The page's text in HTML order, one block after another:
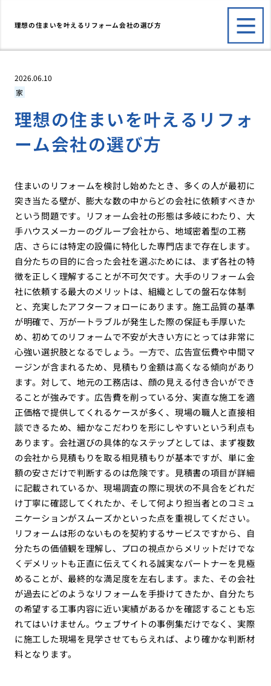
理想の住まいを叶えるリフォーム会社の選び方
2026.06.10
家
理想の住まいを叶えるリフォ
ーム会社の選び方
住まいのリフォームを検討し始めたとき、多くの人が最初に
突き当たる壁が、膨大な数の中からどの会社に依頼すべきか
という問題です。リフォーム会社の形態は多岐にわたり、大
手ハウスメーカーのグループ会社から、地域密着型の工務
店、さらには特定の設備に特化した専門店まで存在します。
自分たちの目的に合った会社を選ぶためには、まず各社の特
徴を正しく理解することが不可欠です。大手のリフォーム会
社に依頼する最大のメリットは、組織としての盤石な体制
と、充実したアフターフォローにあります。施工品質の基準
が明確で、万が一トラブルが発生した際の保証も手厚いた
め、初めてのリフォームで不安が大きい方にとっては非常に
心強い選択肢となるでしょう。一方で、広告宣伝費や中間マ
ージンが含まれるため、見積もり金額は高くなる傾向があり
ます。対して、地元の工務店は、顔の見える付き合いができ
ることが強みです。広告費を削っている分、実直な施工を適
正価格で提供してくれるケースが多く、現場の職人と直接相
談できるため、細かなこだわりを形にしやすいという利点も
あります。会社選びの具体的なステップとしては、まず複数
の会社から見積もりを取る相見積もりが基本ですが、単に金
額の安さだけで判断するのは危険です。見積書の項目が詳細
に記載されているか、現場調査の際に現状の不具合をどれだ
け丁寧に確認してくれたか、そして何より担当者とのコミュ
ニケーションがスムーズかといった点を重視してください。
リフォームは形のないものを契約するサービスですから、自
分たちの価値観を理解し、プロの視点からメリットだけでな
くデメリットも正直に伝えてくれる誠実なパートナーを見極
めることが、最終的な満足度を左右します。また、その会社
が過去にどのようなリフォームを手掛けてきたか、自分たち
の希望する工事内容に近い実績があるかを確認することも忘
れてはいけません。ウェブサイトの事例集だけでなく、実際
に施工した現場を見学させてもらえれば、より確かな判断材
料となります。